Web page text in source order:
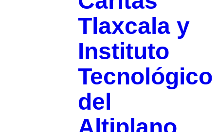
Tlaxcala y
Instituto
Tecnológico
del